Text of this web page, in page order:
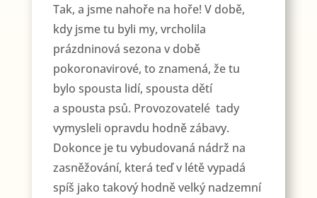
Tak, a jsme nahoře na hoře! V době,
kdy jsme tu byli my, vrcholila
prázdninová sezona v době
pokoronavirové, to znamená, že tu
bylo spousta lidí, spousta dětí
a spousta psů. Provozovatelé tady
vymysleli opravdu hodně zábavy.
Dokonce je tu vybudovaná nádrž na
zasněžování, která teď v létě vypadá
spíš jako takový hodně velký nadzemní